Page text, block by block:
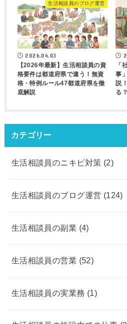
生活相談員のブログ運営
2026.04.03
【2026年最新】生活相談員の資
格要件は都道府県で違う！無資
格・特例ルール47都道府県を徹
底解説
「
事
説
る？
カテゴリー
生活相談員のニキビ対策 (2)
生活相談員のブログ運営 (124)
生活相談員の副業 (4)
生活相談員の営業 (52)
生活相談員の実業務 (1)